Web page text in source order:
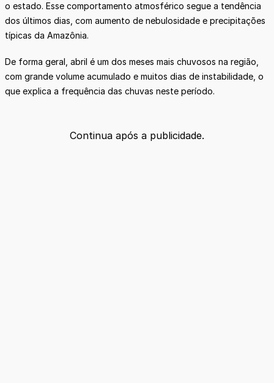
o estado. Esse comportamento atmosférico segue a tendência
dos últimos dias, com aumento de nebulosidade e precipitações
típicas da Amazônia.
De forma geral, abril é um dos meses mais chuvosos na região,
com grande volume acumulado e muitos dias de instabilidade, o
que explica a frequência das chuvas neste período.
Continua após a publicidade.